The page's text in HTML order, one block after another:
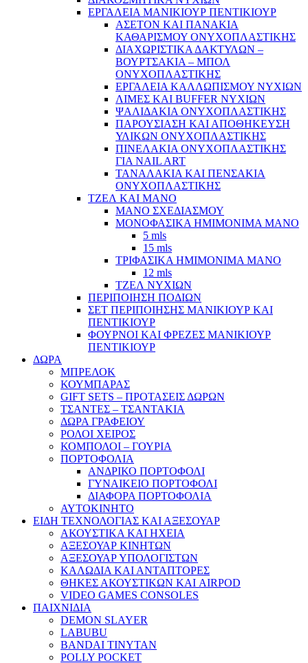
ΕΡΓΑΛΕΙΑ ΜΑΝΙΚΙΟΥΡ ΠΕΝΤΙΚΙΟΥΡ
ΑΣΕΤΟΝ ΚΑΙ ΠΑΝΑΚΙΑ
ΚΑΘΑΡΙΣΜΟΥ ΟΝΥΧΟΠΛΑΣΤΙΚΗΣ
ΔΙΑΧΩΡΙΣΤΙΚΑ ΔΑΚΤΥΛΩΝ –
ΒΟΥΡΤΣΑΚΙΑ – ΜΠΟΛ
ΟΝΥΧΟΠΛΑΣΤΙΚΗΣ
ΕΡΓΑΛΕΙΑ ΚΑΛΛΩΠΙΣΜΟΥ ΝΥΧΙΩΝ
ΛΙΜΕΣ ΚΑΙ BUFFER ΝΥΧΙΩΝ
ΨΑΛΙΔΑΚΙΑ ΟΝΥΧΟΠΛΑΣΤΙΚΗΣ
ΠΑΡΟΥΣΙΑΣΗ ΚΑΙ ΑΠΟΘΗΚΕΥΣΗ
ΥΛΙΚΩΝ ΟΝΥΧΟΠΛΑΣΤΙΚΗΣ
ΠΙΝΕΛΑΚΙΑ ΟΝΥΧΟΠΛΑΣΤΙΚΗΣ
ΓΙΑ NAIL ART
ΤΑΝΑΛΑΚΙΑ ΚΑΙ ΠΕΝΣΑΚΙΑ
ΟΝΥΧΟΠΛΑΣΤΙΚΗΣ
ΤΖΕΛ ΚΑΙ ΜΑΝΟ
ΜΑΝΟ ΣΧΕΔΙΑΣΜΟΥ
ΜΟΝΟΦΑΣΙΚΑ ΗΜΙΜΟΝΙΜΑ ΜΑΝΟ
5 mls
15 mls
ΤΡΙΦΑΣΙΚΑ ΗΜΙΜΟΝΙΜΑ ΜΑΝΟ
12 mls
ΤΖΕΛ ΝΥΧΙΩΝ
ΠΕΡΙΠΟΙΗΣΗ ΠΟΔΙΩΝ
ΣΕΤ ΠΕΡΙΠΟΙΗΣΗΣ ΜΑΝΙΚΙΟΥΡ ΚΑΙ
ΠΕΝΤΙΚΙΟΥΡ
ΦΟΥΡΝΟΙ ΚΑΙ ΦΡΕΖΕΣ ΜΑΝΙΚΙΟΥΡ
ΠΕΝΤΙΚΙΟΥΡ
ΔΩΡΑ
ΜΠΡΕΛΟΚ
ΚΟΥΜΠΑΡΑΣ
GIFT SETS – ΠΡΟΤΑΣΕΙΣ ΔΩΡΩΝ
ΤΣΑΝΤΕΣ – ΤΣΑΝΤΑΚΙΑ
ΔΩΡΑ ΓΡΑΦΕΙΟΥ
ΡΟΛΟΙ ΧΕΙΡΟΣ
ΚΟΜΠΟΛΟΙ – ΓΟΥΡΙΑ
ΠΟΡΤΟΦΟΛΙΑ
ΑΝΔΡΙΚΟ ΠΟΡΤΟΦΟΛΙ
ΓΥΝΑΙΚΕΙΟ ΠΟΡΤΟΦΟΛΙ
ΔΙΑΦΟΡΑ ΠΟΡΤΟΦΟΛΙΑ
ΑΥΤΟΚΙΝΗΤΟ
ΕΙΔΗ ΤΕΧΝΟΛΟΓΙΑΣ ΚΑΙ ΑΞΕΣΟΥΑΡ
ΑΚΟΥΣΤΙΚΑ ΚΑΙ ΗΧΕΙΑ
ΑΞΕΣΟΥΑΡ ΚΙΝΗΤΩΝ
ΑΞΕΣΟΥΑΡ ΥΠΟΛΟΓΙΣΤΩΝ
ΚΑΛΩΔΙΑ ΚΑΙ ΑΝΤΑΠΤΟΡΕΣ
ΘΗΚΕΣ ΑΚΟΥΣΤΙΚΩΝ ΚΑΙ AIRPOD
VIDEO GAMES CONSOLES
ΠΑΙΧΝΙΔΙΑ
DEMON SLAYER
LABUBU
BANDAI TINYTAN
POLLY POCKET